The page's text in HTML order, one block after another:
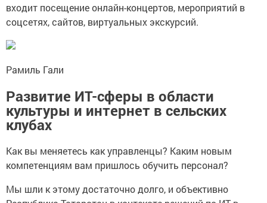
входит посещение онлайн-концертов, мероприятий в
соцсетях, сайтов, виртуальных экскурсий.
Рамиль Гали
Развитие ИТ-сферы в области
культуры и интернет в сельских
клубах
Как вы меняетесь как управленцы? Каким новым
компетенциям вам пришлось обучить персонал?
Мы шли к этому достаточно долго, и объективно